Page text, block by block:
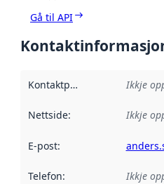
Gå til API
Kontaktpunkt Ikkje
Nettside: Ikkje
E-post:
Telefon: Ikkje